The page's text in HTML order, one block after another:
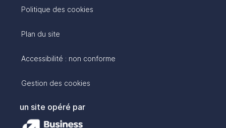
Politique des cookies
Plan du site
Accessibilité : non conforme
Gestion des cookies
un site opéré par